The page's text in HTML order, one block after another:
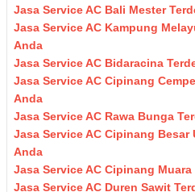
Jasa Service AC Bali Mester
Jasa Service AC Kampung
Anda
Jasa Service AC Bidaracina
Jasa Service AC Cipinang
Anda
Jasa Service AC Rawa Bunga
Jasa Service AC Cipinang Besar
Anda
Jasa Service AC Cipinang
Jasa Service AC Duren Sawit